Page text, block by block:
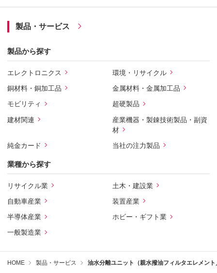
製品・サービス
製品から探す
エレクトロニクス 環境・リサイクル
銅材料・銅加工品 金属材料・金属加工品
モビリティ 超硬製品
建材関連
産業機器・製錬技術製品・副資
材
純金カード 当社の注力製品
業種から探す
リサイクル業 土木・建設業
自動車産業 装置産業
半導体産業 ホビー・ギフト業
一般製造業
HOME 製品・サービス 油水分離ユニット（親水撥油フィルタエレメン